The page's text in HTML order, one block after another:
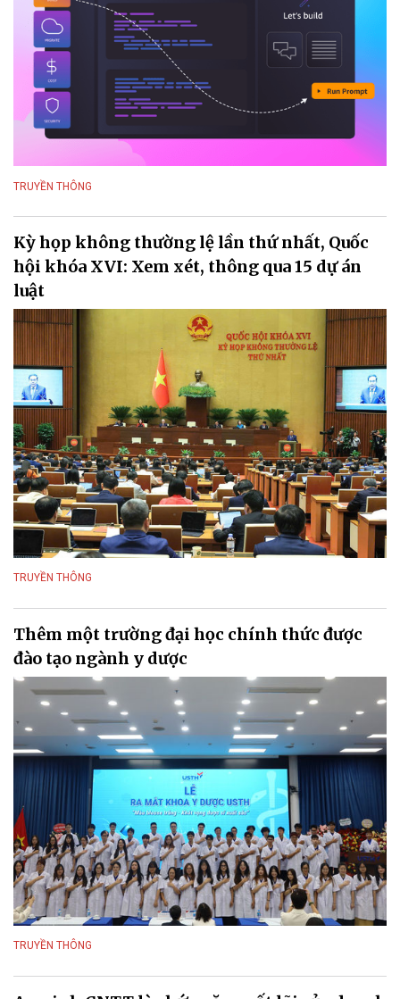
TRUYỀN THÔNG
Kỳ họp không thường lệ lần thứ nhất, Quốc
hội khóa XVI: Xem xét, thông qua 15 dự án
luật
TRUYỀN THÔNG
Thêm một trường đại học chính thức được
đào tạo ngành y dược
TRUYỀN THÔNG